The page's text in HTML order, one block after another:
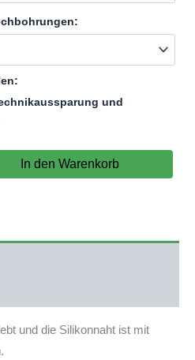
und
In den Warenkorb
und die Silikonnaht ist mit